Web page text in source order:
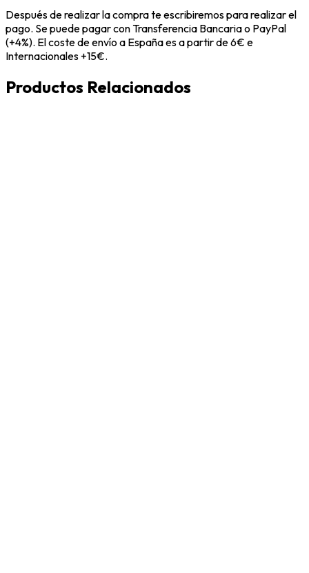
Después de realizar la compra te escribiremos para realizar el
pago. Se puede pagar con Transferencia Bancaria o PayPal
(+4%). El coste de envío a España es a partir de 6€ e
Internacionales +15€.
Productos Relacionados